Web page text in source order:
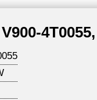
4T0055,